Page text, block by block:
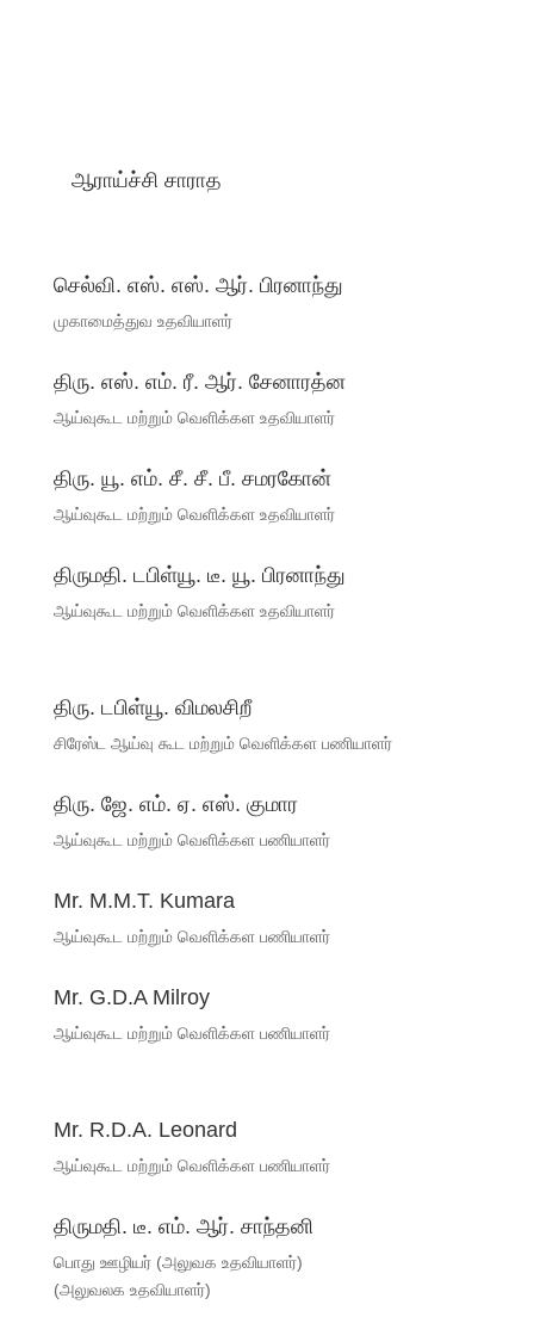
ஆராய்ச்சி சாராத
செல்வி. எஸ். எஸ். ஆர். பிரனாந்து
முகாமைத்துவ உதவியாளர்
திரு. எஸ். எம். ரீ. ஆர். சேனாரத்ன
ஆய்வுகூட மற்றும் வெளிக்கள உதவியாளர்
திரு. யூ. எம். சீ. சீ. பீ. சமரகோன்
ஆய்வுகூட மற்றும் வெளிக்கள உதவியாளர்
திருமதி. டபிள்யூ. டீ. யூ. பிரனாந்து
ஆய்வுகூட மற்றும் வெளிக்கள உதவியாளர்
திரு. டபிள்யூ. விமலசிறீ
சிரேஸ்ட ஆய்வு கூட மற்றும் வெளிக்கள பணியாளர்
திரு. ஜே. எம். ஏ. எஸ். குமார
ஆய்வுகூட மற்றும் வெளிக்கள பணியாளர்
Mr. M.M.T. Kumara
ஆய்வுகூட மற்றும் வெளிக்கள பணியாளர்
Mr. G.D.A Milroy
ஆய்வுகூட மற்றும் வெளிக்கள பணியாளர்
Mr. R.D.A. Leonard
ஆய்வுகூட மற்றும் வெளிக்கள பணியாளர்
திருமதி. டீ. எம். ஆர். சாந்தனி
பொது ஊழியர் (அலுவக உதவியாளர்)
(அலுவலக உதவியாளர்)